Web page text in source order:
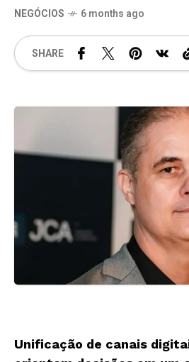
NEGÓCIOS 6 months ago
SHARE
Unificação de canais